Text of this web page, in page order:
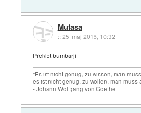
Mufasa
::25. maj 2016, 10:32
Preklet bumbarji
"Es ist nicht genug, zu wissen, man
es ist nicht genug, zu wollen, man muss
- Johann Wolfgang von Goethe